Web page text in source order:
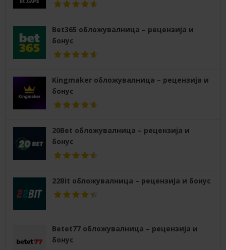
Bet365 обложувалница – рецензија и
бонус
Kingmaker обложувалница – рецензија и
бонус
20Bet обложувалница – рецензија и
бонус
22Bit обложувалница – рецензија и бонус
Betet77 обложувалница – рецензија и
бонус